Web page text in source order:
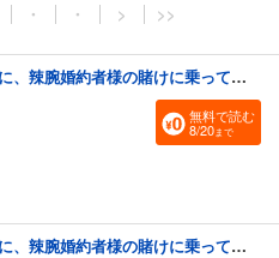
・ ・ > >>
弱気MAX令嬢なのに、辣腕婚約者様の賭けに乗ってしまった １
無料で読む
8/20まで
弱気MAX令嬢なのに、辣腕婚約者様の賭けに乗ってしまった ２